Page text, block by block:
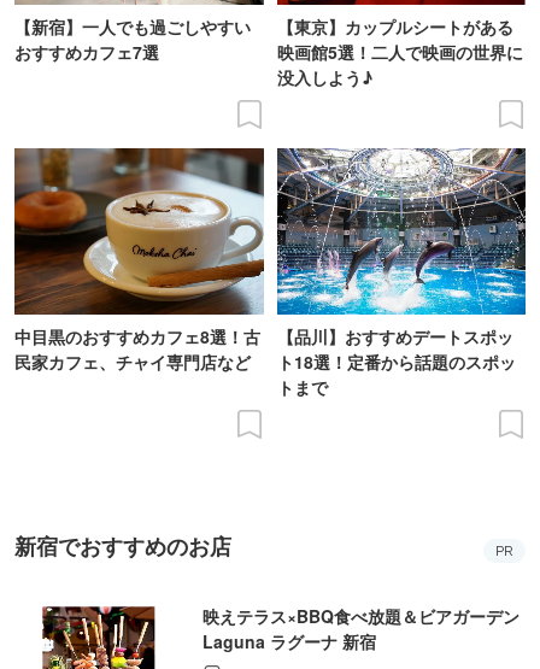
【新宿】一人でも過ごしやすい
おすすめカフェ7選
【東京】カップルシートがある
映画館5選！二人で映画の世界に
没入しよう♪
中目黒のおすすめカフェ8選！古
民家カフェ、チャイ専門店など
【品川】おすすめデートスポッ
ト18選！定番から話題のスポッ
トまで
新宿でおすすめのお店 PR
映えテラス×BBQ食べ放題＆ビアガーデン
Laguna ラグーナ 新宿